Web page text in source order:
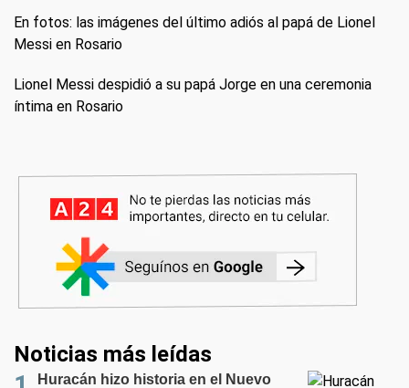
En fotos: las imágenes del último adiós al papá de Lionel
Messi en Rosario
Lionel Messi despidió a su papá Jorge en una ceremonia
íntima en Rosario
Noticias más leídas
Huracán hizo historia en el Nuevo